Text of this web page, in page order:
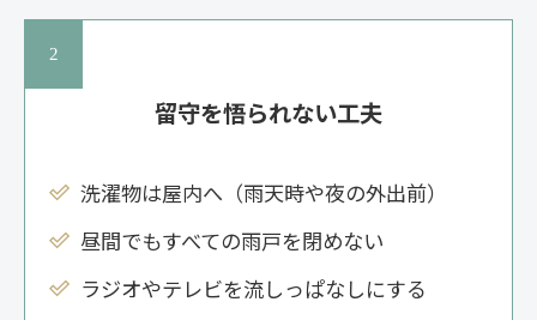
留守を悟られない工夫
洗濯物は屋内へ（雨天時や夜の外出前）
昼間でもすべての雨戸を閉めない
ラジオやテレビを流しっぱなしにする